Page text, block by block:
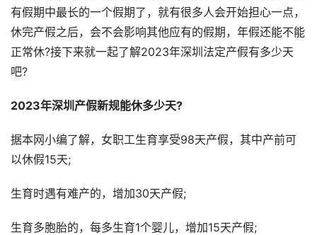
有假期中最长的一个假期了，就有很多人会开始担心一点，
休完产假之后，会不会影响其他应有的假期，年假还能不能
正常休?接下来就一起了解2023年深圳法定产假有多少天
吧?
2023年深圳产假新规能休多少天?
据本网小编了解，女职工生育享受98天产假，其中产前可
以休假15天;
生育时遇有难产的，增加30天产假;
生育多胞胎的，每多生育1个婴儿，增加15天产假;